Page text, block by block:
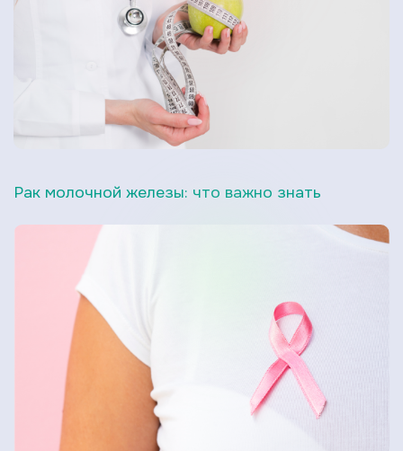
Рак молочной железы: что важно знать